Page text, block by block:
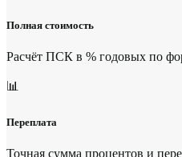
Полная стоимость
Расчёт ПСК в % годовых по
📊
Переплата
Точная сумма процентов и